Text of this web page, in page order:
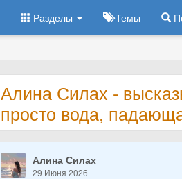
Разделы Темы
Алина Силах -
просто вода,
Алина Силах
29 Июня 2026